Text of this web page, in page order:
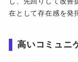
在として存在感を発
高いコミュニ